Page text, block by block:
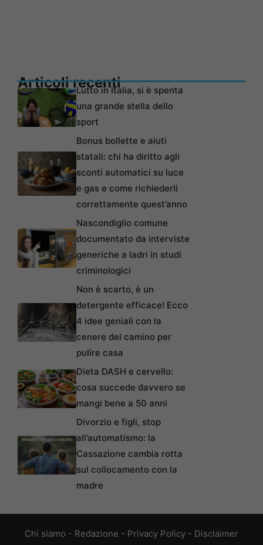
Articoli recentiLutto in Italia, si è spenta
una grande stella dello
sport
Bonus bollette e aiuti
statali: chi ha diritto agli
sconti automatici su luce
e gas e come richiederli
correttamente quest’anno
Nascondiglio comune
documentato da interviste
generiche a ladri in studi
criminologici
Non è scarto, è un
detergente efficace! Ecco
4 idee geniali con la
cenere del camino per
pulire casa
Dieta DASH e cervello:
cosa succede davvero se
mangi bene a 50 anni
Divorzio e figli, stop
all’automatismo: la
Cassazione cambia rotta
sul collocamento con la
madre
Chi siamo - Redazione - Privacy Policy - Disclaimer